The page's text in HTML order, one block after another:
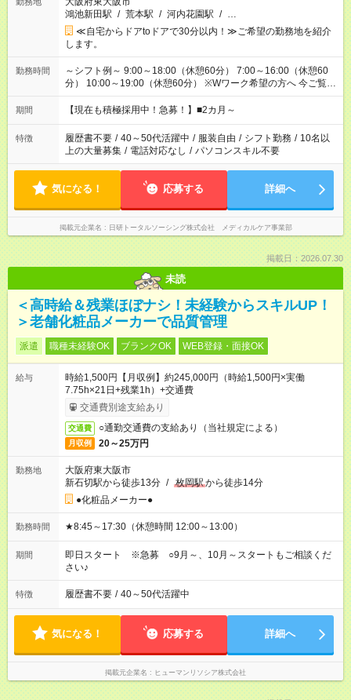
鴻池新田駅 / 荒本駅 / 河内花園駅 / …
≪自宅からドアtoドアで30分以内！≫ご希望の勤務地を紹介
します。
勤務時間
～シフト例～ 9:00～18:00（休憩60分） 7:00～16:00（休憩60
分） 10:00～19:00（休憩60分） ※Wワーク希望の方へ 今ご覧の
お仕事で希望する勤務時間と、もう1つのお仕事の勤務時間の合
計が 週40時間を超えなければOKです。
期間 【現在も積極採用中！急募！】■2カ月～
特徴 履歴書不要 / 40～50代活躍中 / 服装自由 / シフト勤務 / 10名以
上の大量募集 / 電話対応なし / パソコンスキル不要
気になる！ 応募する 詳細へ
掲載元企業名 日研トータルソーシング株式会社 メディカルケア事業部
掲載日：2026.07.30
未読
＜高時給＆残業ほぼナシ！未経験からスキルUP！
＞老舗化粧品メーカーで品質管理
派遣 職種未経験OK ブランクOK WEB登録・面接OK
給与
時給1,500円【月収例】約245,000円（時給1,500円×実働
7.75h×21日+残業1h）+交通費
交通費別途支給あり
交通費 ○通勤交通費の支給あり（当社規定による）
月収例 20～25万円
勤務地
大阪府東大阪市
新石切駅から徒歩13分 / 枚岡駅から徒歩14分
●化粧品メーカー●
勤務時間 ★8:45～17:30（休憩時間 12:00～13:00）
期間
即日スタート ※急募 ○9月～、10月～スタートもご相談くだ
さい♪
特徴 履歴書不要 / 40～50代活躍中
気になる！ 応募する 詳細へ
掲載元企業名 ヒューマンリソシア株式会社